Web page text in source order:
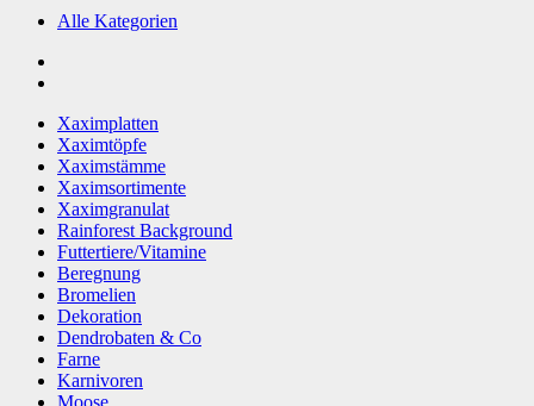
Alle Kategorien
Xaximplatten
Xaximtöpfe
Xaximstämme
Xaximsortimente
Xaximgranulat
Rainforest Background
Futtertiere/Vitamine
Beregnung
Bromelien
Dekoration
Dendrobaten & Co
Farne
Karnivoren
Moose